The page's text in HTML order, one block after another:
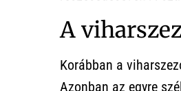
A
Korábban a
Azonban az egyre